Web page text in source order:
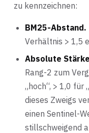
zu kennzeichnen:
BM25-Abstand.
Verhältnis > 1,5
Absolute
Rang-2 zum
„hoch“, > 1,0 für
dieses Zweigs
einen Sentinel-
stillschweigend